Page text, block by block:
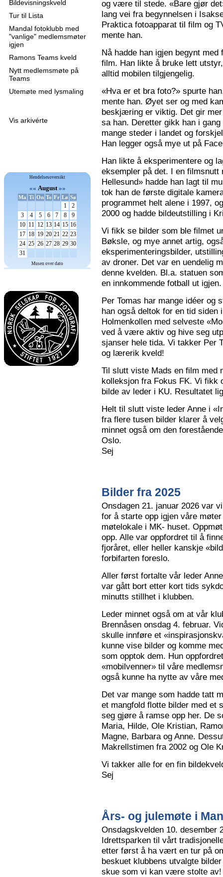
Bildevisningskveld
Tur til Lista
Mandal fotoklubb med
"vanlige" medlemsmøter
igjen
Ramons Teams kveld
Nytt medlemsmøte på
Teams
Utemøte med lysmaling
Vis arkivérte
Hendelsesoversikt
«« August»»
Ma Ti On To Fr Lø Sø
1
2
3
4 5 6 7 8
9
10 11 12 13 14 15 16
17 18 19 20 21 22 23
24 25 26 27 28 29 30
31
Musen over dato
og være til stede. «Bare gjør
lang vei fra begynnelsen i
Praktica fotoapparat til film og
mente han.
Nå hadde han igjen begynt
film. Han likte å bruke lett
alltid mobilen tilgjengelig.
«Hva er et bra foto?» spurte
mente han. Øyet ser og med
beskjæring er viktig. Det gir
sa han. Deretter gikk han i
mange steder i landet og
Han legger også mye ut på
Han likte å eksperimentere og
eksempler på det. I en filmsnutt
Hellesund» hadde han lagt til
tok han de første digitale
programmet helt alene i 1997,
2000 og hadde bildeutstilling i
Vi fikk se bilder som ble filmet
Bøksle, og mye annet artig,
eksperimenteringsbilder,
av droner. Det var en uendelig
denne kvelden. Bl.a. statuen
en innkommende fotball ut igjen.
Per Tomas har mange idéer og
han også deltok for en tid siden
Holmenkollen med selveste
ved å være aktiv og hive seg
sjanser hele tida. Vi takker Per
og lærerik kveld!
Til slutt viste Mads en film med
kolleksjon fra Fokus FK. Vi fikk
bilde av leder i KU. Resultatet
Helt til slutt viste leder Anne i
fra flere tusen bilder klarer å
minnet også om den
Oslo.
Sej
Bilder fra 2025
Onsdagen 21. januar 2026 var
for å starte opp igjen våre
møtelokale i MK- huset.
opp. Alle var oppfordret til å
fjoråret, eller heller kanskje
forbifarten foreslo.
Aller først fortalte vår leder
var gått bort etter kort tids
minutts stillhet i klubben.
Leder minnet også om at vår
Brennåsen onsdag 4. februar.
skulle innføre et
kunne vise bilder og komme
som opptok dem. Hun
«mobilvenner» til våre
også kunne ha nytte av våre
Det var mange som hadde tatt
et mangfold flotte bilder med et
seg gjøre å ramse opp her. De
Maria, Hilde, Ole Kristian,
Magne, Barbara og Anne.
Makrellstimen fra 2002 og Ole
Vi takker alle for en fin
Sej
Års- og julemøte i
Onsdagskvelden 10. desember
Idrettsparken til vårt
etter først å ha vært en tur på
beskuet klubbens utvalgte
skue som vi kan være stolte av!